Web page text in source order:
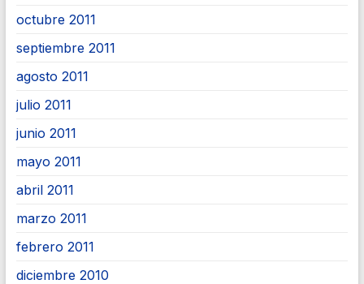
octubre 2011
septiembre 2011
agosto 2011
julio 2011
junio 2011
mayo 2011
abril 2011
marzo 2011
febrero 2011
diciembre 2010